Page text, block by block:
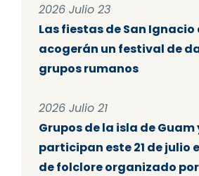
2026 Julio 23
Las fiestas de San Ignacio
acogerán un festival de
grupos rumanos
2026 Julio 21
Grupos de la isla de
participan este 21 de julio
de folclore organizado por